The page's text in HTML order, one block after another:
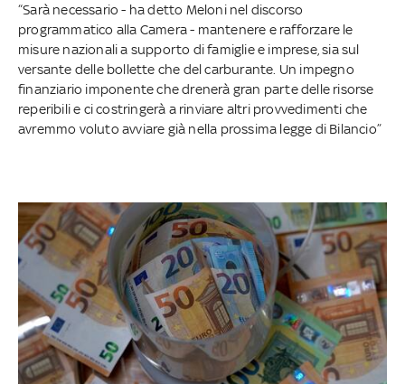
“Sarà necessario - ha detto Meloni nel discorso
programmatico alla Camera - mantenere e rafforzare le
misure nazionali a supporto di famiglie e imprese, sia sul
versante delle bollette che del carburante. Un impegno
finanziario imponente che drenerà gran parte delle risorse
reperibili e ci costringerà a rinviare altri provvedimenti che
avremmo voluto avviare già nella prossima legge di Bilancio”